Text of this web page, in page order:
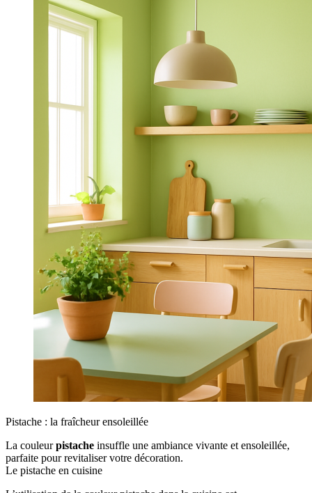
Pistache : la fraîcheur ensoleillée
La couleurpistache insuffle une ambiance vivante et ensoleillée,
parfaite pour revitaliser votre décoration.
Le pistache en cuisine